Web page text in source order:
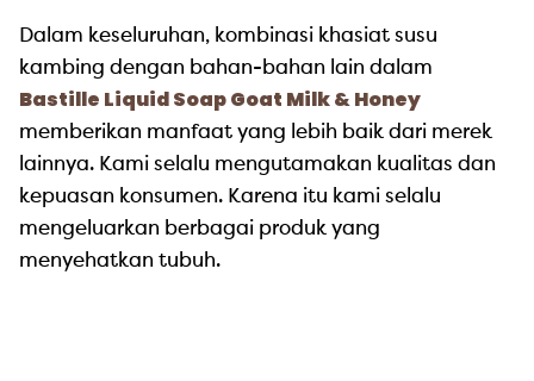
Dalam keseluruhan, kombinasi khasiat susu
kambing dengan bahan-bahan lain dalam
Bastille Liquid Soap Goat Milk & Honey
memberikan manfaat yang lebih baik dari merek
lainnya. Kami selalu mengutamakan kualitas dan
kepuasan konsumen. Karena itu kami selalu
mengeluarkan berbagai produk yang
menyehatkan tubuh.